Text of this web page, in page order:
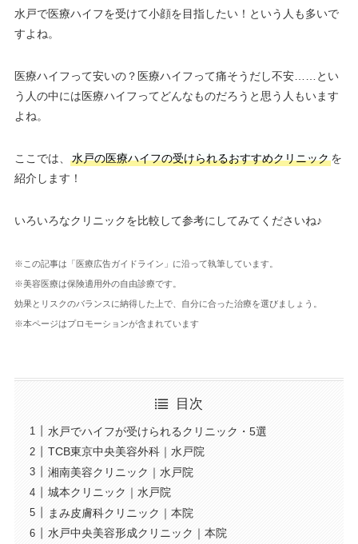
水戸で医療ハイフを受けて小顔を目指したい！という人も多いで
すよね。
医療ハイフって安いの？医療ハイフって痛そうだし不安……とい
う人の中には医療ハイフってどんなものだろうと思う人もいます
よね。
ここでは、 水戸の医療ハイフの受けられるおすすめクリニックを
紹介します！
いろいろなクリニックを比較して参考にしてみてくださいね♪
※この記事は「医療広告ガイドライン」に沿って執筆しています。
※美容医療は保険適用外の自由診療です。
効果とリスクのバランスに納得した上で、自分に合った治療を選びましょう。
※本ページはプロモーションが含まれています
目次
水戸でハイフが受けられるクリニック・5選
TCB東京中央美容外科｜水戸院
湘南美容クリニック｜水戸院
城本クリニック｜水戸院
まみ皮膚科クリニック｜本院
水戸中央美容形成クリニック｜本院